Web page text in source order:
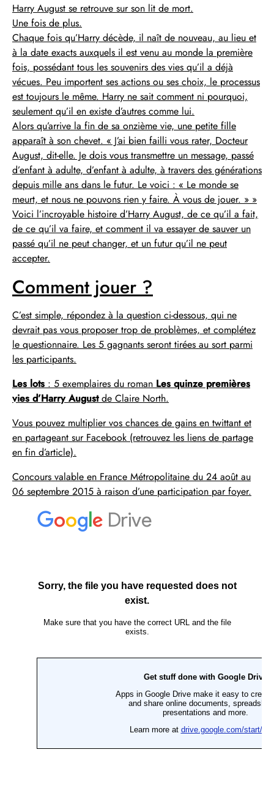
Harry August se retrouve sur son lit de mort.
Une fois de plus.
Chaque fois qu’Harry décède, il naît de nouveau, au lieu et
à la date exacts auxquels il est venu au monde la première
fois, possédant tous les souvenirs des vies qu’il a déjà
vécues. Peu importent ses actions ou ses choix, le processus
est toujours le même. Harry ne sait comment ni pourquoi,
seulement qu’il en existe d’autres comme lui.
Alors qu’arrive la fin de sa onzième vie, une petite fille
apparaît à son chevet. « J’ai bien failli vous rater, Docteur
August, dit-elle. Je dois vous transmettre un message, passé
d’enfant à adulte, d’enfant à adulte, à travers des générations
depuis mille ans dans le futur. Le voici : « Le monde se
meurt, et nous ne pouvons rien y faire. À vous de jouer. » »
Voici l’incroyable histoire d’Harry August, de ce qu’il a fait,
de ce qu’il va faire, et comment il va essayer de sauver un
passé qu’il ne peut changer, et un futur qu’il ne peut
accepter.
Comment jouer ?
C’est simple, répondez à la question ci-dessous, qui ne
devrait pas vous proposer trop de problèmes, et complétez
le questionnaire. Les 5 gagnants seront tirées au sort parmi
les participants.
Les lots : 5 exemplaires du roman Les quinze premières
vies d’Harry Augustde Claire North.
Vous pouvez multiplier vos chances de gains en twittant et
en partageant sur Facebook (retrouvez les liens de partage
en fin d’article).
Concours valable en France Métropolitaine du 24 août au
06 septembre 2015 à raison d’une participation par foyer.